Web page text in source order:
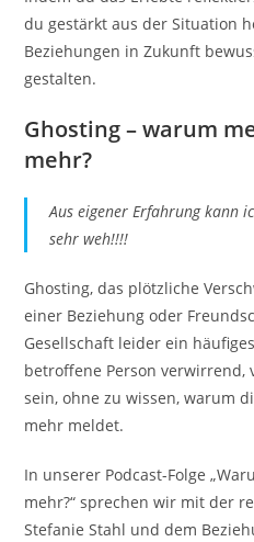
du gestärkt aus der Situation
Beziehungen in Zukunft
gestalten.
Ghosting – warum
mehr?
Aus eigener Erfahrung kann
sehr weh!!!!
Ghosting, das plötzliche
einer Beziehung oder
Gesellschaft leider ein
betroffene Person
sein, ohne zu wissen, warum
mehr meldet.
In unserer Podcast-Folge
mehr?“ sprechen wir mit der
Stefanie Stahl und dem